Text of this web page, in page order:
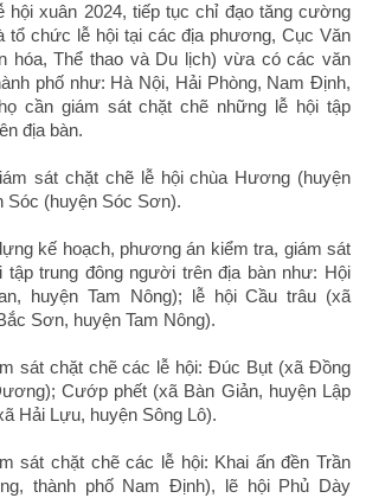
hội xuân 2024, tiếp tục chỉ đạo tăng cường
tổ chức lễ hội tại các địa phương, Cục Văn
hóa, Thể thao và Du lịch) vừa có các văn
phố như: Hà Nội, Hải Phòng, Nam Định,
cần giám sát chặt chẽ những lễ hội tập
địa bàn.
sát chặt chẽ lễ hội chùa Hương (huyện
Sóc (huyện Sóc Sơn).
kế hoạch, phương án kiểm tra, giám sát
tập trung đông người trên địa bàn như: Hội
huyện Tam Nông); lễ hội Cầu trâu (xã
Sơn, huyện Tam Nông).
sát chặt chẽ các lễ hội: Đúc Bụt (xã Đồng
Cướp phết (xã Bàn Giản, huyện Lập
Hải Lựu, huyện Sông Lô).
sát chặt chẽ các lễ hội: Khai ấn đền Trần
thành phố Nam Định), lẽ hội Phủ Dày